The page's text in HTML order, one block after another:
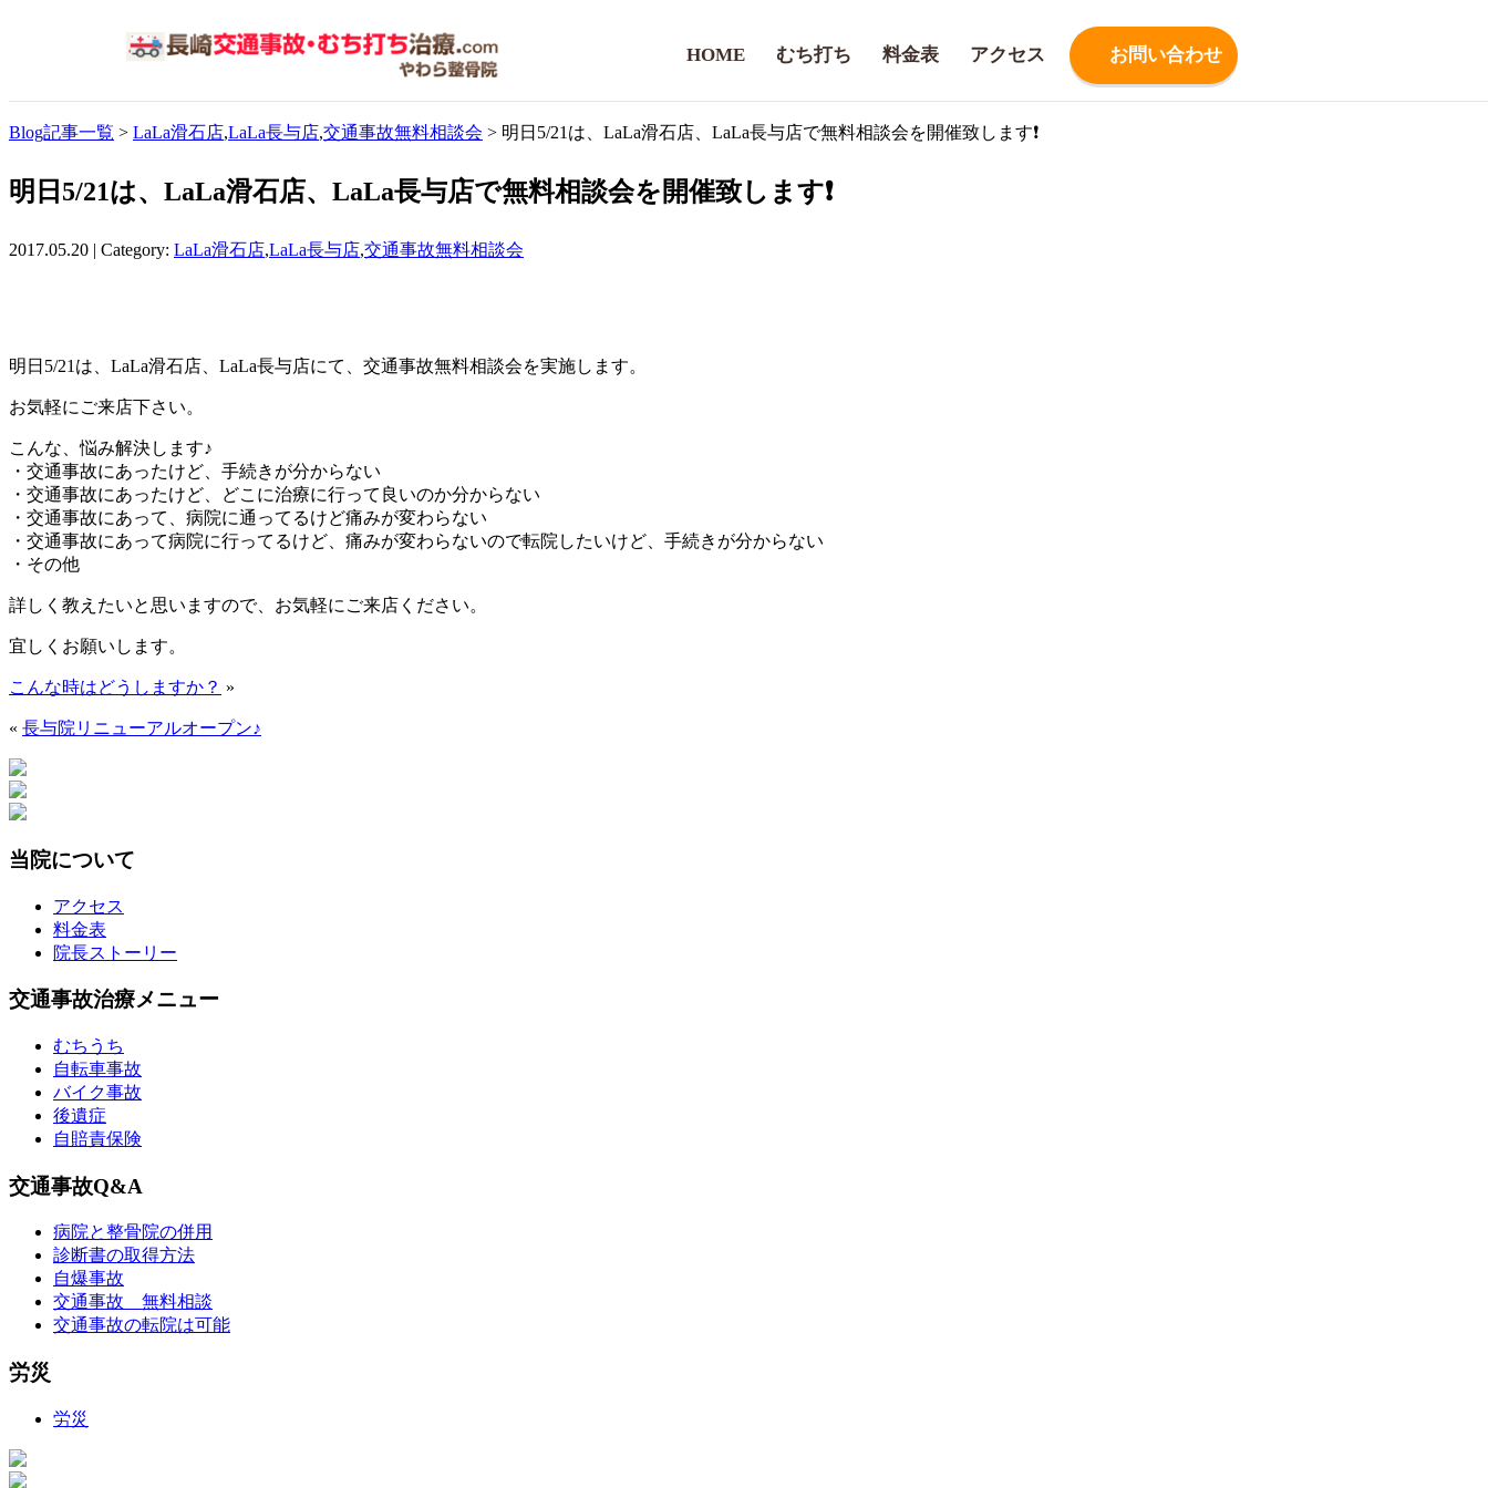
HOME むち打ち 料金表 アクセス お問い合わせ
Blog記事一覧 > LaLa滑石店,LaLa長与店,交通事故無料相談会 > 明日5/21は、LaLa滑石店、LaLa長与店で無料相談会を開催致します❗
明日5/21は、LaLa滑石店、LaLa長与店で無料相談会を開催致します❗
2017.05.20 | Category: LaLa滑石店,LaLa長与店,交通事故無料相談会
明日5/21は、LaLa滑石店、LaLa長与店にて、交通事故無料相談会を実施します。
お気軽にご来店下さい。
こんな、悩み解決します♪
・交通事故にあったけど、手続きが分からない
・交通事故にあったけど、どこに治療に行って良いのか分からない
・交通事故にあって、病院に通ってるけど痛みが変わらない
・交通事故にあって病院に行ってるけど、痛みが変わらないので転院したいけど、手続きが分からない
・その他
詳しく教えたいと思いますので、お気軽にご来店ください。
宜しくお願いします。
こんな時はどうしますか？ »
« 長与院リニューアルオープン♪
当院について
アクセス
料金表
院長ストーリー
交通事故治療メニュー
むちうち
自転車事故
バイク事故
後遺症
自賠責保険
交通事故Q&A
病院と整骨院の併用
診断書の取得方法
自爆事故
交通事故 無料相談
交通事故の転院は可能
労災
労災